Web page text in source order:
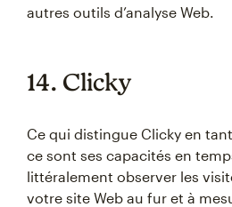
autres outils d’analyse Web.
14. Clicky
Ce qui distingue Clicky en tant
ce sont ses capacités en
littéralement observer les
votre site Web au fur et à